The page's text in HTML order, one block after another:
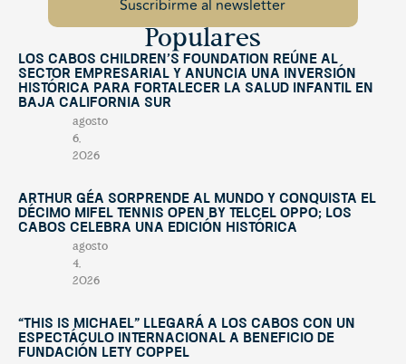
Populares
Los Cabos Children’s Foundation reúne al
sector empresarial y anuncia una inversión
histórica para fortalecer la salud infantil en
Baja California Sur
agosto
6,
2026
Arthur Géa sorprende al mundo y conquista el
décimo Mifel Tennis Open by Telcel OPPO; Los
Cabos celebra una edición histórica
agosto
4,
2026
“This Is Michael” llegará a Los Cabos con un
espectáculo internacional a beneficio de
Fundación Lety Coppel